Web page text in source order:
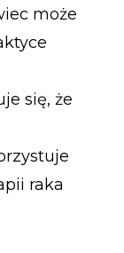
może
się, że
raka